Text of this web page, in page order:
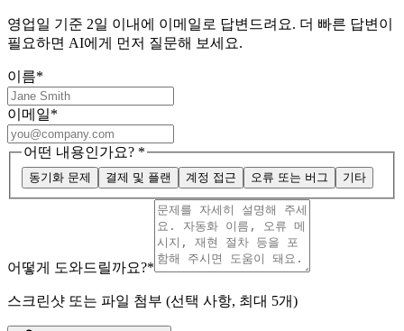
영업일 기준 2일 이내에 이메일로 답변드려요. 더 빠른 답변이
필요하면 AI에게 먼저 질문해 보세요.
이름*
이메일*
어떤 내용인가요? *
동기화 문제 결제 및 플랜 계정 접근 오류 또는 버그 기타
어떻게 도와드릴까요?*
스크린샷 또는 파일 첨부 (선택 사항, 최대 5개)